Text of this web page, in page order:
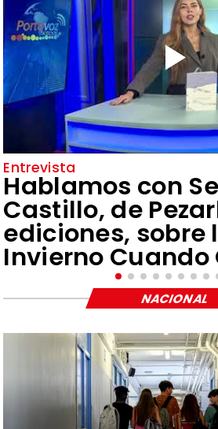
Entrevista
Hablamos con
Castillo, de
ediciones, sobre
Invierno Cuando
NACIONAL